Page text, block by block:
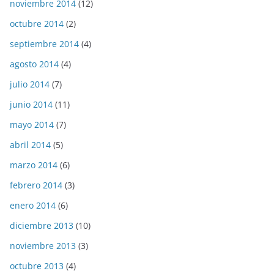
noviembre 2014 (12)
octubre 2014 (2)
septiembre 2014 (4)
agosto 2014 (4)
julio 2014 (7)
junio 2014 (11)
mayo 2014 (7)
abril 2014 (5)
marzo 2014 (6)
febrero 2014 (3)
enero 2014 (6)
diciembre 2013 (10)
noviembre 2013 (3)
octubre 2013 (4)